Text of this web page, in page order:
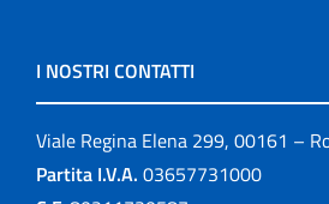
I NOSTRI CONTATTI
Viale Regina Elena 299, 00161 –
Partita I.V.A. 03657731000